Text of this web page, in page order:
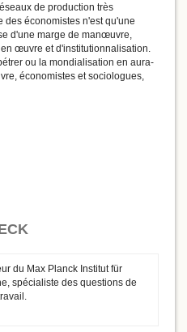
de production très
des économistes n'est qu'une
d'une marge de manœuvre,
œuvre et d'institutionnalisation.
ou la mondialisation en aura-
économistes et sociologues,
du Max Planck Institut für
spécialiste des questions de